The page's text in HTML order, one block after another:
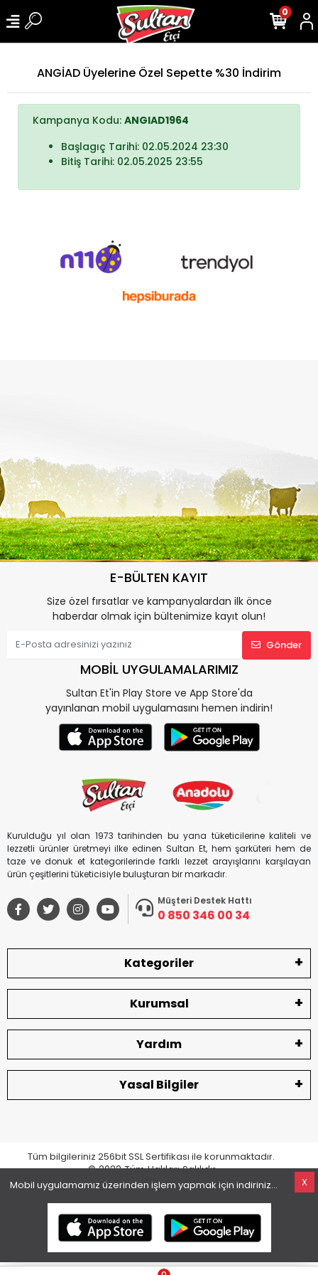
0
ANGİAD Üyelerine Özel Sepette %30 İndirim
Kampanya Kodu: ANGIAD1964
Başlagıç Tarihi: 02.05.2024 23:30
Bitiş Tarihi: 02.05.2025 23:55
E-BÜLTEN KAYIT
Size özel fırsatlar ve kampanyalardan ilk önce
haberdar olmak için bültenimize kayıt olun!
Gönder
MOBİL UYGULAMALARIMIZ
Sultan Et'in Play Store ve App Store'da
yayınlanan mobil uygulamasını hemen indirin!
Kurulduğu yıl olan 1973 tarihinden bu yana tüketicilerine kaliteli ve
lezzetli ürünler üretmeyi ilke edinen Sultan Et, hem şarküteri hem de
taze ve donuk et kategorilerinde farklı lezzet arayışlarını karşılayan
ürün çeşitlerini tüketicisiyle buluşturan bir markadır.
Müşteri Destek Hattı
0 850 346 00 34
Kategoriler
Kurumsal
Yardım
Yasal Bilgiler
Tüm bilgileriniz 256bit SSL Sertifikası ile korunmaktadır.
© 2022Tüm Hakları Saklıdır
X
Mobil uygulamamız üzerinden işlem yapmak için indiriniz...
superKET E-ticaret ve Pazaryeri Entegrasyon Çözümleri